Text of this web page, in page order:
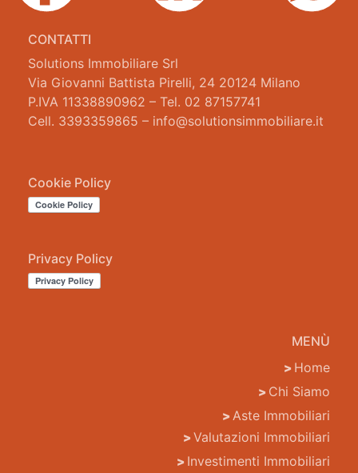
CONTATTI
Solutions Immobiliare Srl
Via Giovanni Battista Pirelli, 24 20124 Milano
P.IVA 11338890962 – Tel. 02 87157741
Cell. 3393359865 – info@solutionsimmobiliare.it
Cookie Policy
Privacy Policy
MENÙ
Home
Chi Siamo
Aste Immobiliari
Valutazioni Immobiliari
Investimenti Immobiliari